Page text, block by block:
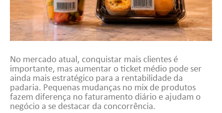
No mercado atual, conquistar mais clientes é
importante, mas aumentar o ticket médio pode ser
ainda mais estratégico para a rentabilidade da
padaria. Pequenas mudanças no mix de produtos
fazem diferença no faturamento diário e ajudam o
negócio a se destacar da concorrência.